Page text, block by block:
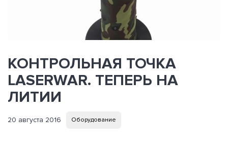
КОНТРОЛЬНАЯ ТОЧКА
LASERWAR. ТЕПЕРЬ НА
ЛИТИИ
20 августа 2016 Оборудование